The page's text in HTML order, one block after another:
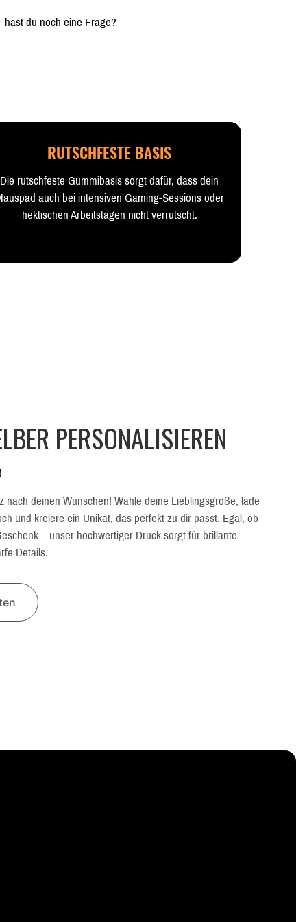
hast du noch eine Frage?
RUTSCHFESTE BASIS
Die rutschfeste Gummibasis sorgt dafür, dass dein
auch bei intensiven Gaming-Sessions oder
hektischen Arbeitstagen nicht verrutscht.
PERSONALISIEREN
nach deinen Wünschen! Wähle deine Lieblingsgröße, lade
und kreiere ein Unikat, das perfekt zu dir passt. Egal, ob
– unser hochwertiger Druck sorgt für brillante
Details.